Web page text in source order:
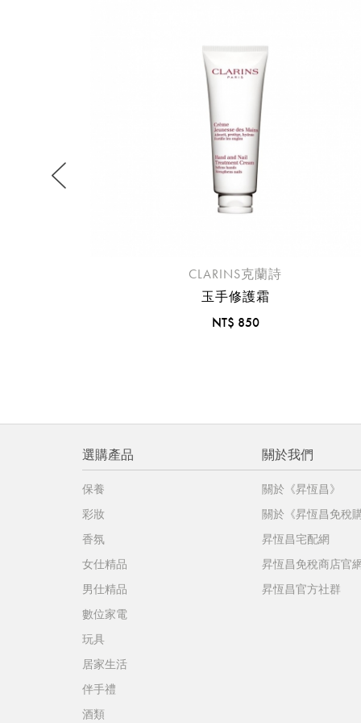
CLARINS克蘭詩
玉手修護霜
NT$ 850
選購產品
保養
彩妝
香氛
女仕精品
男仕精品
數位家電
玩具
居家生活
伴手禮
酒類
關於我們
關於《昇恆昌》
關於《昇恆昌免稅
昇恆昌宅配網
昇恆昌免稅商店官
昇恆昌官方社群